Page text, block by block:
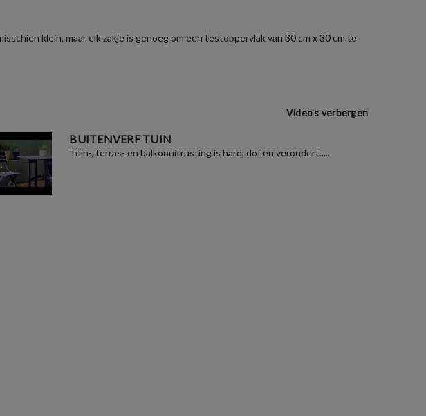
klein, maar elk zakje is genoeg om een testoppervlak van 30 cm x 30 cm te
Video's verbergen
BUITENVERF TUIN
Tuin-, terras- en balkonuitrusting is hard, dof en veroudert.....